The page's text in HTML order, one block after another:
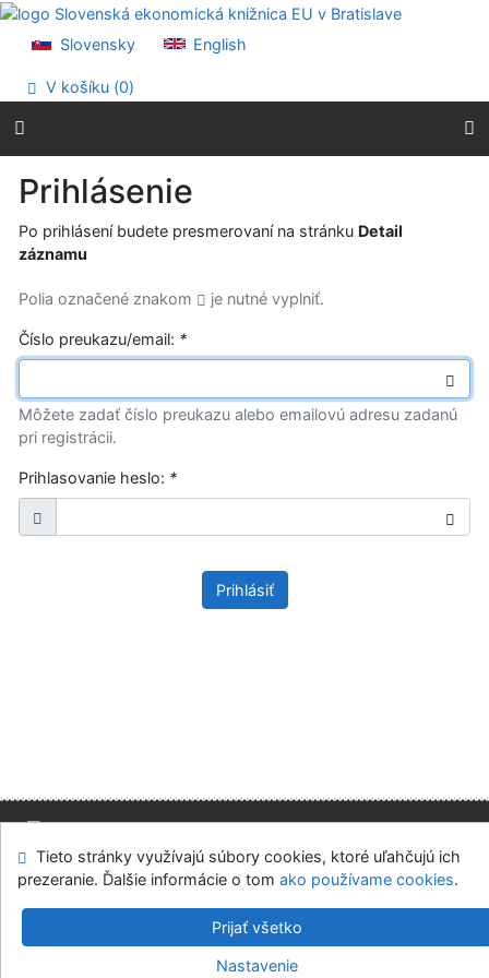
Prejsť na obsah
Prehlásenie o webovej prístupnosti
Slovensky English
V košíku (0)
Prihlásenie
Po prihlásení budete presmerovaní na stránku Detail
záznamu
Polia označené znakom je nutné vyplniť.
Číslo preukazu/email: *
Môžete zadať číslo preukazu alebo emailovú adresu zadanú
pri registrácii.
Prihlasovanie heslo: *
Prihlásiť
Mapa stránok Prístupnosť
Súkromie
Modul OpenSearch
Napíšte nám Nastavenie cookies
Slovenská ekonomická knižnica EU v Bratislave
v.4.8.63a-Cosmotron Slovakia, s.r.o.
Tieto stránky využívajú súbory cookies, ktoré uľahčujú ich
prezeranie. Ďalšie informácie o tom ako používame cookies.
Prijať všetko
Nastavenie